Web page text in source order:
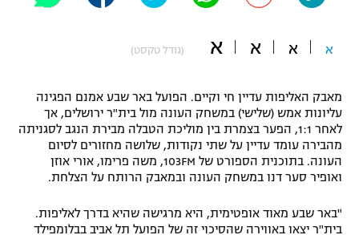
משתתפים וזוכים בפרסים
תקנון משתתפים וזוכים בפרסים
תקנון עבור פעילות אלקטרה
תקנון עבור פעילות ספורט 1 – "מרלן"
גיימינג E-Sports
תנאי שימוש
מדיניות פרטיות
ספורט מוטורי
כדורמים
בייסבול MLB
ספורט אתגרי ואקסטרים
א א א א (גודל טקסט)
מאבק האליפות עדיין חי וקיים. הפועל באר שבע אמנם הפגינה
עליונות אמש (שלישי) במשחק העונה מול בית"ר ירושלים, אך
לאחר 1:1, הפער בצמרת בין מוליכת הטבלה מבירת הנגב לסגניתה
מהבירה עומד עדיין על שתי נקודות, שלושה מחזורים לסיום
העונה. בתוכנית הספורט של 103FM, משה פרימו, אורי אוזן
ואופיר סער דנו במשחק העונה ובמאבק הרותח על הצלחת.
"באר שבע מאוד אופטימית, היא מרגישה שהיא בדרך לאליפות.
בית"ר יצאו באווירה שהסיכוי זה של הפועל תל אביב בבלומפילד